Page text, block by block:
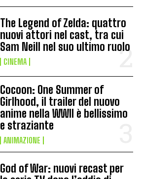
The Legend of Zelda: quattro
nuovi attori nel cast, tra cui
Sam Neill nel suo ultimo ruolo
CINEMA
Cocoon: One Summer of
Girlhood, il trailer del nuovo
anime nella WWII è bellissimo
e straziante
ANIMAZIONE
God of War: nuovi recast per